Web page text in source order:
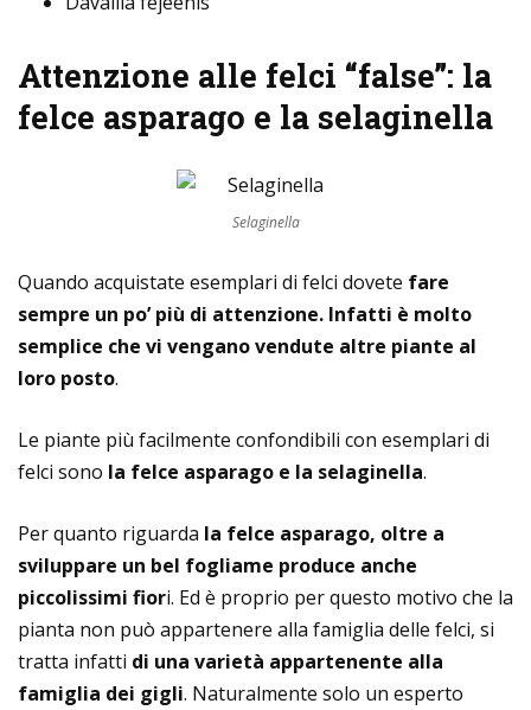
Attenzione alle felci “false”: la
felce asparago e la selaginella
Selaginella
Quando acquistate esemplari di felci dovete fare
sempre un po’ più di attenzione. Infatti è molto
semplice che vi vengano vendute altre piante al
loro posto.
Le piante più facilmente confondibili con esemplari di
felci sono la felce asparago e la selaginella.
Per quanto riguarda la felce asparago, oltre a
sviluppare un bel fogliame produce anche
piccolissimi fiori. Ed è proprio per questo motivo che la
pianta non può appartenere alla famiglia delle felci, si
tratta infatti di una varietà appartenente alla
famiglia dei gigli. Naturalmente solo un esperto